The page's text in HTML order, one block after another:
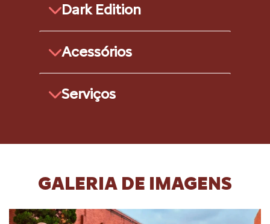
Dark Edition
Acessórios
Serviços
GALERIA DE IMAGENS